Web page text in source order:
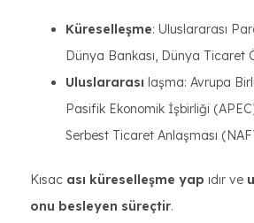
Küreselleşme: Uluslararası
Dünya Bankası, Dünya Ticaret
Uluslararası laşma: Avrupa
Pasifik Ekonomik İşbirliği
Serbest Ticaret Anlaşması
Kısac ası küreselleşme yap ıdır ve
onu besleyen süreçtir.